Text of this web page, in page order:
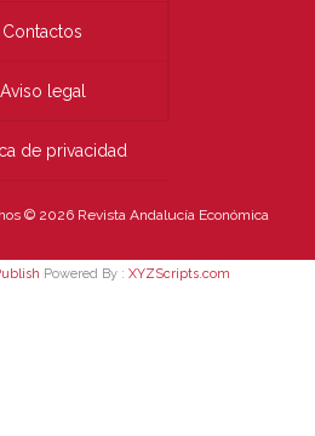
Contactos
Aviso legal
de privacidad
© 2026 Revista Andalucía Económica
Powered By : XYZScripts.com